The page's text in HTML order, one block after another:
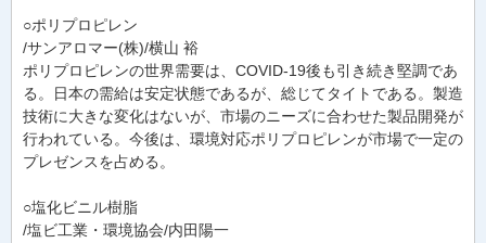
○ポリプロピレン
/サンアロマー(株)/横山 裕
ポリプロピレンの世界需要は、COVID-19後も引き続き堅調であ
る。日本の需給は安定状態であるが、総じてタイトである。製造
技術に大きな変化はないが、市場のニーズに合わせた製品開発が
行われている。今後は、環境対応ポリプロピレンが市場で一定の
プレゼンスを占める。
○塩化ビニル樹脂
/塩ビ工業・環境協会/内田陽一